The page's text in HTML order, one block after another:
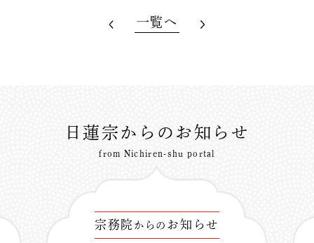
一覧へ
日蓮宗からのお知らせ
from Nichiren-shu portal
宗務院 からの お知らせ